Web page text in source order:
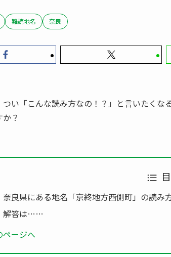
難読地名 奈良
つい「こんな読み方なの！？」と言いたく
？
奈良県にある地名「京終地方西側町」の読み
解答は……
ページへ